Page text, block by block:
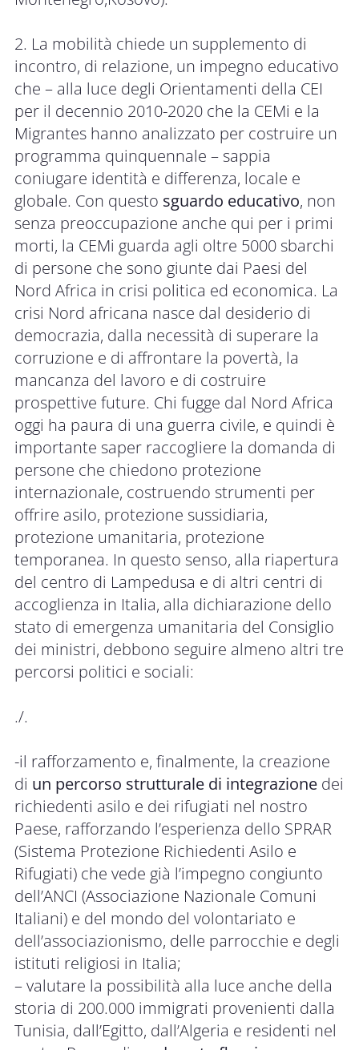
2. La mobilità chiede un supplemento di
incontro, di relazione, un impegno educativo
che – alla luce degli Orientamenti della CEI
per il decennio 2010-2020 che la CEMi e la
Migrantes hanno analizzato per costruire un
programma quinquennale – sappia
coniugare identità e differenza, locale e
globale. Con questo sguardo educativo, non
senza preoccupazione anche qui per i primi
morti, la CEMi guarda agli oltre 5000 sbarchi
di persone che sono giunte dai Paesi del
Nord Africa in crisi politica ed economica. La
crisi Nord africana nasce dal desiderio di
democrazia, dalla necessità di superare la
corruzione e di affrontare la povertà, la
mancanza del lavoro e di costruire
prospettive future. Chi fugge dal Nord Africa
oggi ha paura di una guerra civile, e quindi è
importante saper raccogliere la domanda di
persone che chiedono protezione
internazionale, costruendo strumenti per
offrire asilo, protezione sussidiaria,
protezione umanitaria, protezione
temporanea. In questo senso, alla riapertura
del centro di Lampedusa e di altri centri di
accoglienza in Italia, alla dichiarazione dello
stato di emergenza umanitaria del Consiglio
dei ministri, debbono seguire almeno altri tre
percorsi politici e sociali:
./.
-il rafforzamento e, finalmente, la creazione
di un percorso strutturale di integrazione dei
richiedenti asilo e dei rifugiati nel nostro
Paese, rafforzando l’esperienza dello SPRAR
(Sistema Protezione Richiedenti Asilo e
Rifugiati) che vede già l’impegno congiunto
dell’ANCI (Associazione Nazionale Comuni
Italiani) e del mondo del volontariato e
dell’associazionismo, delle parrocchie e degli
istituti religiosi in Italia;
– valutare la possibilità alla luce anche della
storia di 200.000 immigrati provenienti dalla
Tunisia, dall’Egitto, dall’Algeria e residenti nel